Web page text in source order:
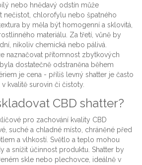
nebo hnědavý odstín může
nečistot, chlorofylu nebo špatného
by měla být homogenní a sklovitá,
materiálu. Za třetí, vůně by
nikoliv chemická nebo pálivá.
naznačovat přítomnost zbytkových
dostatečně odstraněna během
je cena - příliš levný shatter je často
kvalitě surovin či čistoty.
CBD shatter?
pro zachování kvality CBD
suché a chladné místo, chráněné před
a vlhkostí. Světlo a teplo mohou
a snížit účinnost produktu. Shatter by
skle nebo plechovce, ideálně v